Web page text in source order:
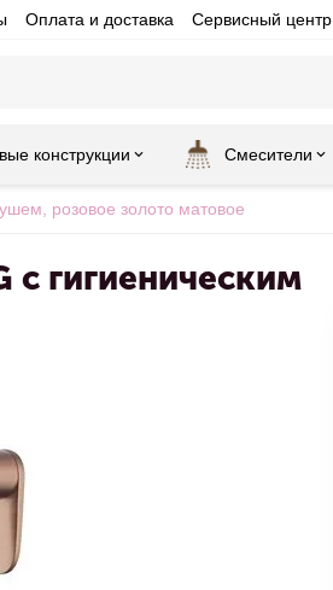
Оплата и доставка Сервисный центр
конструкции Смесители
розовое золото матовое
с гигиеническим